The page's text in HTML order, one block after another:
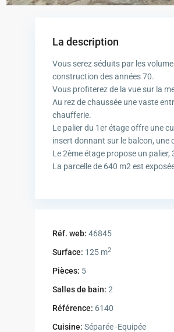
La description
Vous serez séduits par les
construction des années 70.
Vous profiterez de la vue sur la
Au rez de chaussée une vaste
chaufferie.
Le palier du 1er étage offre une
insert donnant sur le balcon, une
Le 2ème étage propose un palier,
La parcelle de 640 m2 est
Réf. web: 46845
Surface: 125 m2
Pièces: 5
Salles de bain: 2
Référence: 6140
Cuisine: Séparée -Equipée